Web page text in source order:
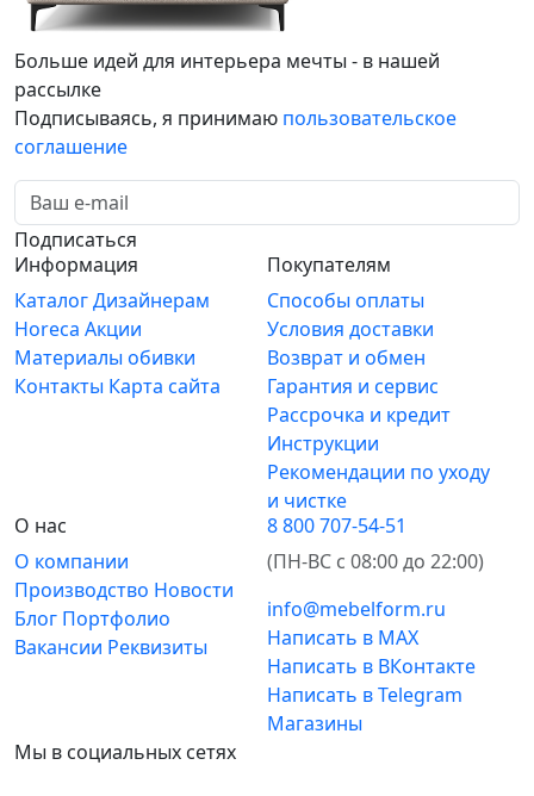
Больше идей для интерьера мечты - в нашей
рассылке
Подписываясь, я принимаю пользовательское
соглашение
Подписаться
Информация
КаталогДизайнерам
Horeca Акции
Материалы обивки
Контакты Карта сайта
Покупателям
Способы оплаты
Условия доставки
Возврат и обмен
Гарантия и сервис
Рассрочка и кредит
Инструкции
Рекомендации по уходу
и чистке
О нас
О компании
Производство Новости
Блог Портфолио
Вакансии Реквизиты
8 800 707-54-51
(ПН-ВС с 08:00 до 22:00)
info@mebelform.ru
Написать в MAX
Написать в ВКонтакте
Написать в Telegram
Магазины
Мы в социальных сетях